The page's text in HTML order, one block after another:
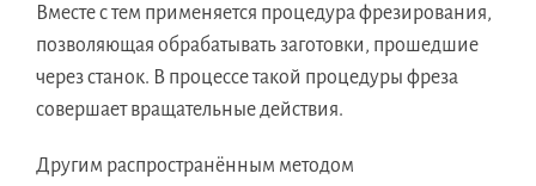
Вместе с тем применяется процедура фрезирования,
позволяющая обрабатывать заготовки, прошедшие
через станок. В процессе такой процедуры фреза
совершает вращательные действия.
Другим распространённым методом